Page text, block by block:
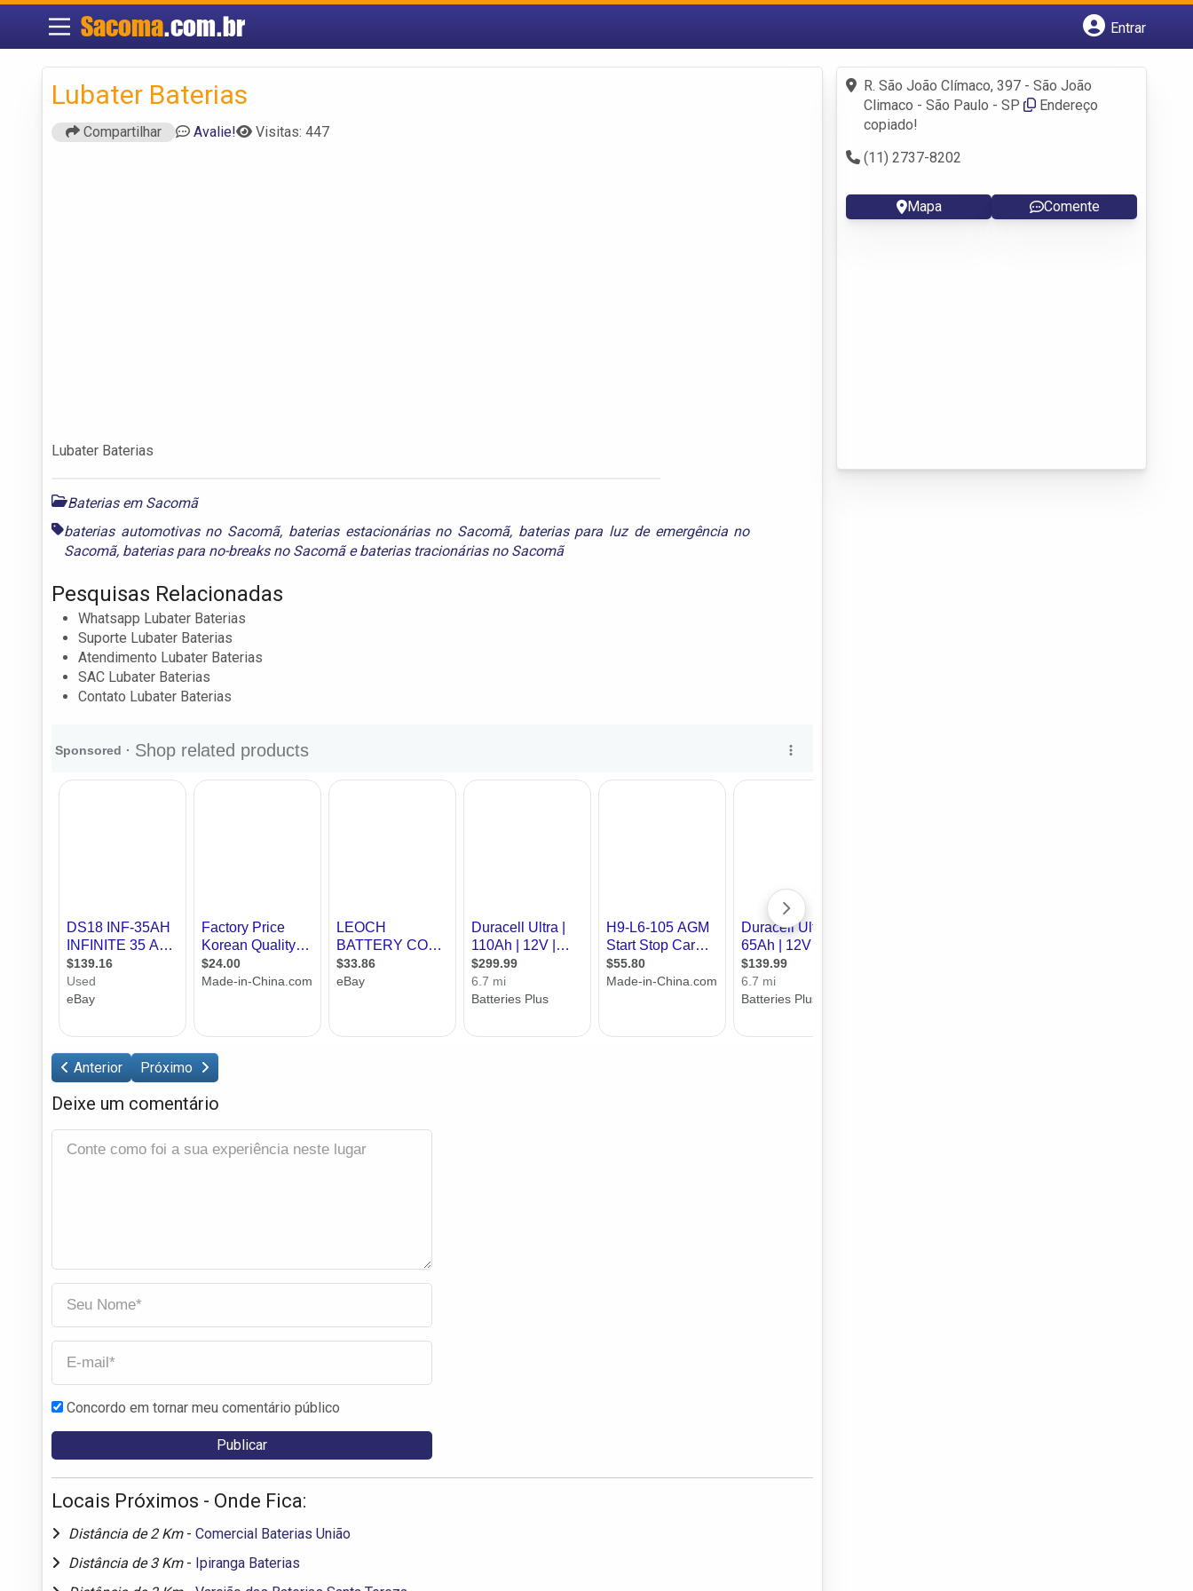
Sacoma.com.br
Entrar
Fazer login
Criar conta
Lubater Baterias
Compartilhar Avalie! Visitas: 447
Lubater Baterias
Baterias em Sacomã
baterias automotivas no Sacomã, baterias estacionárias no Sacomã, baterias para luz de emergência no
Sacomã, baterias para no-breaks no Sacomãebaterias tracionárias no Sacomã
Pesquisas Relacionadas
Whatsapp Lubater Baterias
Suporte Lubater Baterias
Atendimento Lubater Baterias
SAC Lubater Baterias
Contato Lubater Baterias
Anterior Próximo
Deixe um comentário
Concordo em tornar meu comentário público
Locais Próximos - Onde Fica:
Distância de 2 Km - Comercial Baterias União
Distância de 3 Km - Ipiranga Baterias
R. São João Clímaco, 397 - São João
Climaco - São Paulo - SP
Endereço
copiado!
(11) 2737-8202
Mapa Comente